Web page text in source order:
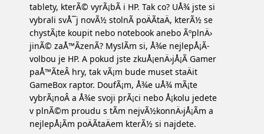
tablety, kterÃ© vyrÃ¡bÃ­ i HP. Tak co? UÅ¾ jste si
vybrali svÅ¯j novÃ½ stolnÃ­ poÄÃ­taÄ, kterÃ½ se
chystÃ¡te koupit nebo notebook anebo ÃºplnÄ›
jinÃ© zaÅ™Ã­zenÃ­? MyslÃ­m si, Å¾e nejlepÅ¡Ã­
volbou je HP. A pokud jste zkuÅ¡enÄ›jÅ¡Ã­ Gamer
paÅ™Ã­teÂ hry, tak vÃ¡m bude muset staÄit
GameBox raptor. DoufÃ¡m, Å¾e uÅ¾ mÃ¡te
vybrÃ¡noÂ a Å¾e svoji prÃ¡ci nebo Å¡kolu jedete
v plnÃ©m proudu s tÃ­m nejvÃ½konnÄ›jÅ¡Ã­m a
nejlepÅ¡Ã­m poÄÃ­taÄem kterÃ½ si najdete.